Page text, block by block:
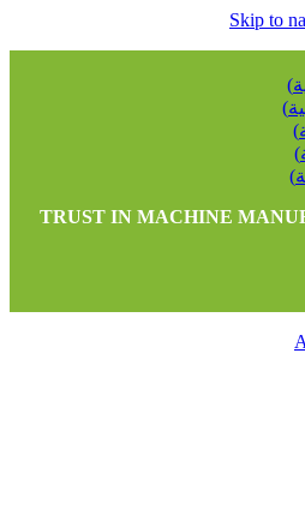
Skip to
)
)
)
)
)
TRUST IN MACHINE